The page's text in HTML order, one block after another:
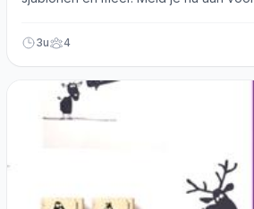
3u 4